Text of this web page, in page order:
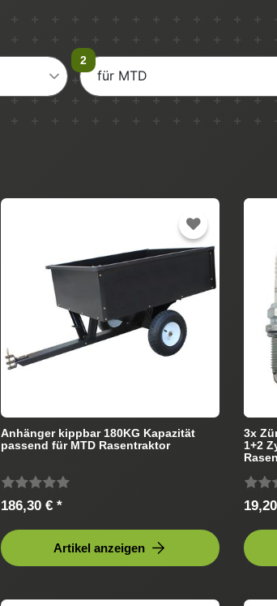
für MTD
Anhänger kippbar 180KG Kapazität
passend für MTD Rasentraktor
186,30 € *
Artikel anzeigen
3x
1+2